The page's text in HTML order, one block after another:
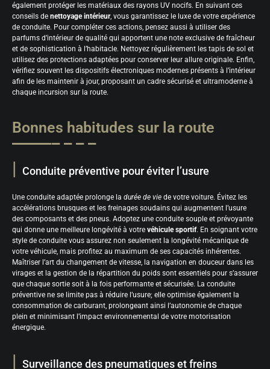
également protéger les matériaux des rayons UV nocifs. En suivant ces
conseils de nettoyage intérieur, vous garantissez le luxe de votre expérience
de conduite. Pour compléter ces actions, pensez aussi à utiliser des
parfums d’intérieur de qualité qui apportent une note exclusive de fraîcheur
et de sophistication à l’habitacle. Nettoyez régulièrement les tapis de sol et
utilisez des protections adaptées pour conserver leur allure originale. Enfin,
vérifiez souvent les dispositifs électroniques modernes présents à l’intérieur
afin de les maintenir à jour, proposant un cadre sécurisé et ultramoderne à
chaque incursion sur la route.
Bonnes habitudes sur la route
Conduite préventive pour éviter l’usure
Une conduite adaptée prolonge la durée de vie de votre voiture. Évitez les
accélérations brusques et les freinages soudains qui augmentent l’usure
des composants et des pneus. Adoptez une conduite souple et prévoyante
qui donne une meilleure longévité à votre véhicule sportif. En soignant votre
style de conduite vous assurez non seulement la longévité mécanique de
votre véhicule, mais profitez au maximum de ses capacités inhérentes.
Maîtriser l’art du changement de vitesse, la navigation en douceur dans les
virages et la gestion de la répartition du poids sont essentiels pour s’assurer
que chaque sortie soit à la fois performante et sécurisée. La conduite
préventive ne se limite pas à réduire l’usure; elle optimise également la
consommation de carburant, prolongeant ainsi l’autonomie de chaque
plein et minimisant l’impact environnemental de votre motorisation
énergique.
Surveillance des pneumatiques et freins